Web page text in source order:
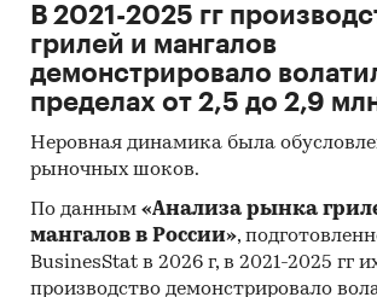
В 2021-2025 гг
грилей и мангалов
демонстрировало
пределах от 2,5 до 2,9
Неровная динамика была
рыночных шоков.
По данным «Анализа рынка
мангалов в России»,
BusinesStat в 2026 г, в 2021-2025 гг
производство демонстрировало